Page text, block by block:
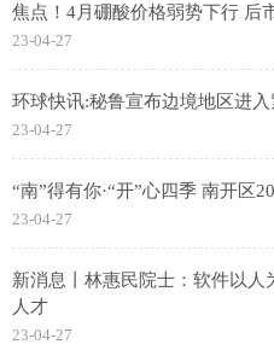
焦点！4
23-04-27
环球快讯:秘鲁宣布边境地区进入
23-04-27
“南”得有你·“开”心四季 南开区
23-04-27
新消息丨林惠民院士：软件以
人才
23-04-27